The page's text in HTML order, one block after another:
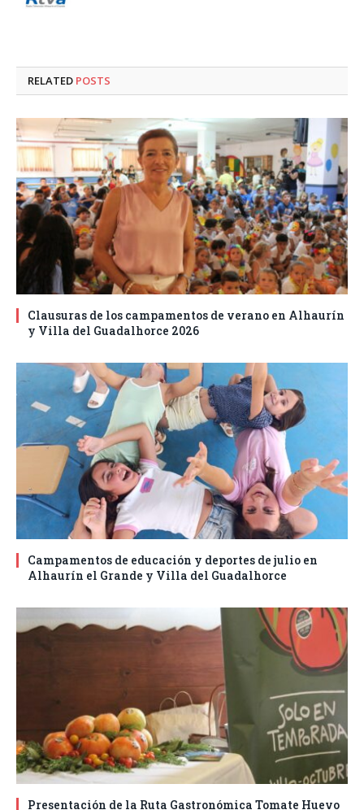
RELATED POSTS
Clausuras de los campamentos de verano en Alhaurín
y Villa del Guadalhorce 2026
Campamentos de educación y deportes de julio en
Alhaurín el Grande y Villa del Guadalhorce
Presentación de la Ruta Gastronómica Tomate Huevo